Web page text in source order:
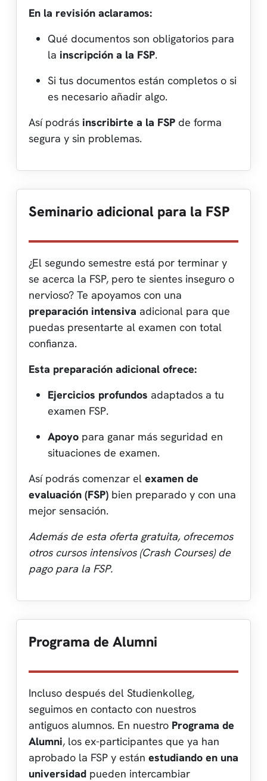
En la revisión aclaramos:
Qué documentos son obligatorios para
la inscripción a la FSP.
Si tus documentos están completos o si
es necesario añadir algo.
Así podrás inscribirte a la FSP de forma
segura y sin problemas.
Seminario adicional para la FSP
¿El segundo semestre está por terminar y
se acerca la FSP, pero te sientes inseguro o
nervioso? Te apoyamos con una
preparación intensiva adicional para que
puedas presentarte al examen con total
confianza.
Esta preparación adicional ofrece:
Ejercicios profundos adaptados a tu
examen FSP.
Apoyo para ganar más seguridad en
situaciones de examen.
Así podrás comenzar el examen de
evaluación (FSP) bien preparado y con una
mejor sensación.
Además de esta oferta gratuita, ofrecemos
otros cursos intensivos (Crash Courses) de
pago para la FSP.
Programa de Alumni
Incluso después del Studienkolleg,
seguimos en contacto con nuestros
antiguos alumnos. En nuestro Programa de
Alumni, los ex-participantes que ya han
aprobado la FSP y están estudiando en una
universidad pueden intercambiar